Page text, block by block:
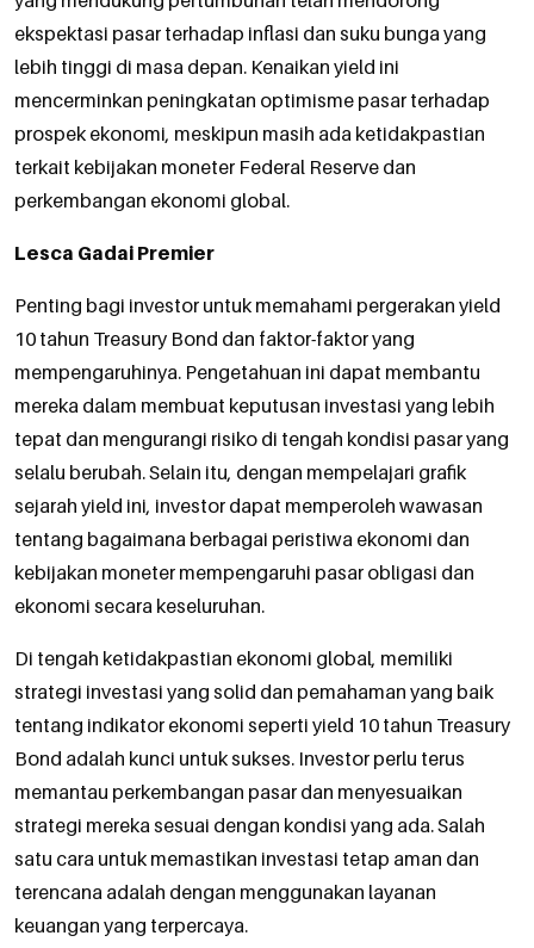
ekspektasi pasar terhadap inflasi dan suku bunga yang
lebih tinggi di masa depan. Kenaikan yield ini
mencerminkan peningkatan optimisme pasar terhadap
prospek ekonomi, meskipun masih ada ketidakpastian
terkait kebijakan moneter Federal Reserve dan
perkembangan ekonomi global.
Lesca Gadai Premier
Penting bagi investor untuk memahami pergerakan yield
10 tahun Treasury Bond dan faktor-faktor yang
mempengaruhinya. Pengetahuan ini dapat membantu
mereka dalam membuat keputusan investasi yang lebih
tepat dan mengurangi risiko di tengah kondisi pasar yang
selalu berubah. Selain itu, dengan mempelajari grafik
sejarah yield ini, investor dapat memperoleh wawasan
tentang bagaimana berbagai peristiwa ekonomi dan
kebijakan moneter mempengaruhi pasar obligasi dan
ekonomi secara keseluruhan.
Di tengah ketidakpastian ekonomi global, memiliki
strategi investasi yang solid dan pemahaman yang baik
tentang indikator ekonomi seperti yield 10 tahun Treasury
Bond adalah kunci untuk sukses. Investor perlu terus
memantau perkembangan pasar dan menyesuaikan
strategi mereka sesuai dengan kondisi yang ada. Salah
satu cara untuk memastikan investasi tetap aman dan
terencana adalah dengan menggunakan layanan
keuangan yang terpercaya.